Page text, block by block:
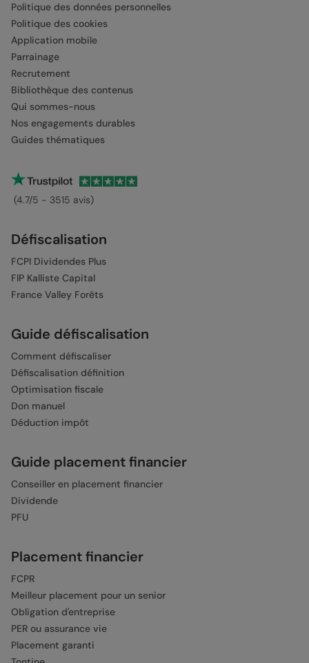
Politique des données personnelles
Politique des cookies
Application mobile
Parrainage
Recrutement
Bibliothèque des contenus
Qui sommes-nous
Nos engagements durables
Guides thématiques
(4.7/5 - 3515 avis)
Défiscalisation
FCPI Dividendes Plus
FIP Kalliste Capital
France Valley Forêts
Guide défiscalisation
Comment défiscaliser
Défiscalisation définition
Optimisation fiscale
Don manuel
Déduction impôt
Guide placement financier
Conseiller en placement financier
Dividende
PFU
Placement financier
FCPR
Meilleur placement pour un senior
Obligation d'entreprise
PER ou assurance vie
Placement garanti